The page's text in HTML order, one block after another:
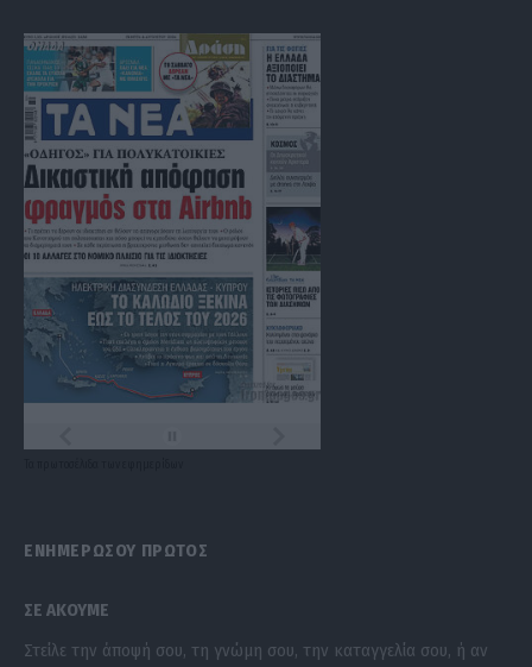
ΕΝΗΜΕΡΩΣΟΥ ΠΡΩΤΟΣ
ΣΕ ΑΚΟΥΜΕ
Στείλε την άποψή σου, τη γνώμη σου, την καταγγελία σου, ή αν